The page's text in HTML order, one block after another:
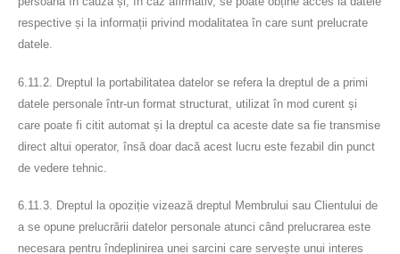
respective și la informații privind modalitatea în care sunt prelucrate
datele.
6.11.2. Dreptul la portabilitatea datelor se refera la dreptul de a primi
datele personale într-un format structurat, utilizat în mod curent și
care poate fi citit automat și la dreptul ca aceste date sa fie transmise
direct altui operator, însă doar dacă acest lucru este fezabil din punct
de vedere tehnic.
6.11.3. Dreptul la opoziție vizează dreptul Membrului sau Clientului de
a se opune prelucrării datelor personale atunci când prelucrarea este
necesara pentru îndeplinirea unei sarcini care servește unui interes